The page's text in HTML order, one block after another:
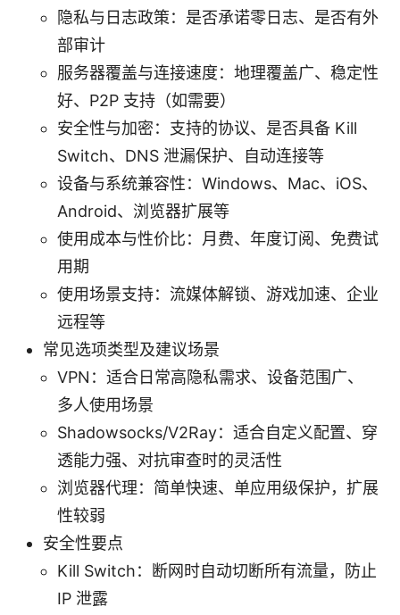
隐私与日志政策：是否承诺零日志、是否有外
部审计
服务器覆盖与连接速度：地理覆盖广、稳定性
好、P2P 支持（如需要）
安全性与加密：支持的协议、是否具备 Kill
Switch、DNS 泄漏保护、自动连接等
设备与系统兼容性：Windows、Mac、iOS、
Android、浏览器扩展等
使用成本与性价比：月费、年度订阅、免费试
用期
使用场景支持：流媒体解锁、游戏加速、企业
远程等
常见选项类型及建议场景
VPN：适合日常高隐私需求、设备范围广、
多人使用场景
Shadowsocks/V2Ray：适合自定义配置、穿
透能力强、对抗审查时的灵活性
浏览器代理：简单快速、单应用级保护，扩展
性较弱
安全性要点
Kill Switch：断网时自动切断所有流量，防止
IP 泄露